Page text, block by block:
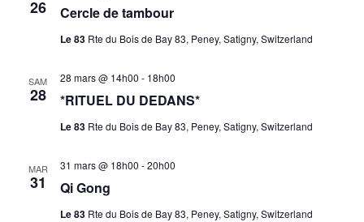
26 Cercle de tambour
Le 83 Rte du Bois de Bay 83, Peney, Satigny, Switzerland
SAM
28 *RITUEL DU DEDANS*
28 mars @ 14h00 - 18h00
Le 83 Rte du Bois de Bay 83, Peney, Satigny, Switzerland
MAR
31 Qi Gong
31 mars @ 18h00 -20h00
Le 83 Rte du Bois de Bay 83, Peney, Satigny, Switzerland